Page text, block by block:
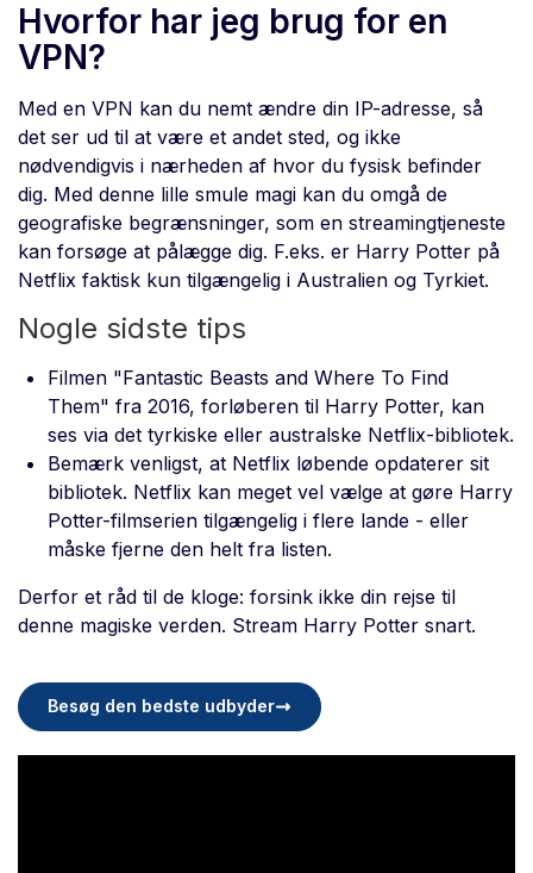
Hvorfor har jeg brug for en
VPN?
Med en VPN kan du nemt ændre din IP-adresse, så
det ser ud til at være et andet sted, og ikke
nødvendigvis i nærheden af hvor du fysisk befinder
dig. Med denne lille smule magi kan du omgå de
geografiske begrænsninger, som en streamingtjeneste
kan forsøge at pålægge dig. F.eks. er Harry Potter på
Netflix faktisk kun tilgængelig i Australien og Tyrkiet.
Nogle sidste tips
Filmen "Fantastic Beasts and Where To Find
Them" fra 2016, forløberen til Harry Potter, kan
ses via det tyrkiske eller australske Netflix-bibliotek.
Bemærk venligst, at Netflix løbende opdaterer sit
bibliotek. Netflix kan meget vel vælge at gøre Harry
Potter-filmserien tilgængelig i flere lande - eller
måske fjerne den helt fra listen.
Derfor et råd til de kloge: forsink ikke din rejse til
denne magiske verden. Stream Harry Potter snart.
Besøg den bedste udbyder